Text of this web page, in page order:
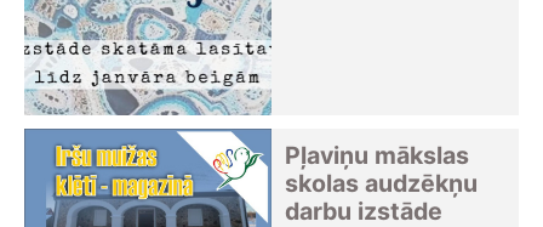
Pļaviņu mākslas
skolas audzēkņu
darbu izstāde